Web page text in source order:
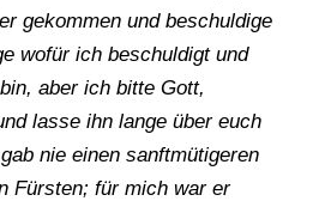
gekommen und beschuldige
wofür ich beschuldigt und
aber ich bitte Gott,
lasse ihn lange über euch
nie einen sanftmütigeren
Fürsten; für mich war er